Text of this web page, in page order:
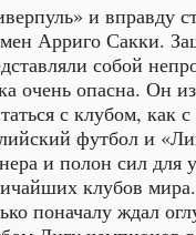
и вправду
Арриго Сакки.
собой
очень опасна. Он
с клубом, как
футбол и
и полон сил
клубов
поначалу ждал